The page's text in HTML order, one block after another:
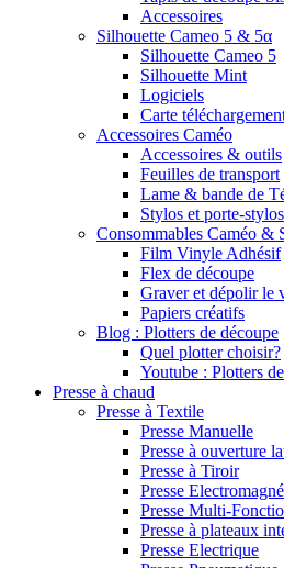
Accessoires
Silhouette Cameo 5 & 5α
Silhouette Cameo 5
Silhouette Mint
Logiciels
Carte
Accessoires Caméo
Accessoires & outils
Feuilles de transport
Lame & bande de
Stylos et porte-stylos
Consommables Caméo &
Film Vinyle Adhésif
Flex de découpe
Graver et dépolir le
Papiers créatifs
Blog : Plotters de découpe
Quel plotter choisir?
Youtube : Plotters
Presse à chaud
Presse à Textile
Presse Manuelle
Presse à ouverture
Presse à Tiroir
Presse
Presse Multi-
Presse à plateaux
Presse Electrique